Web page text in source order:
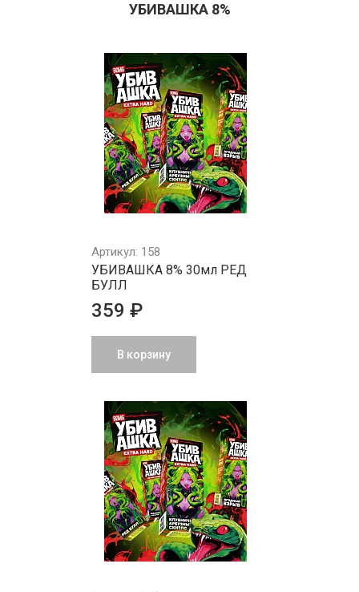
УБИВАШКА 8%
Артикул: 158
УБИВАШКА 8% 30мл РЕД
БУЛЛ
359 ₽
В корзину